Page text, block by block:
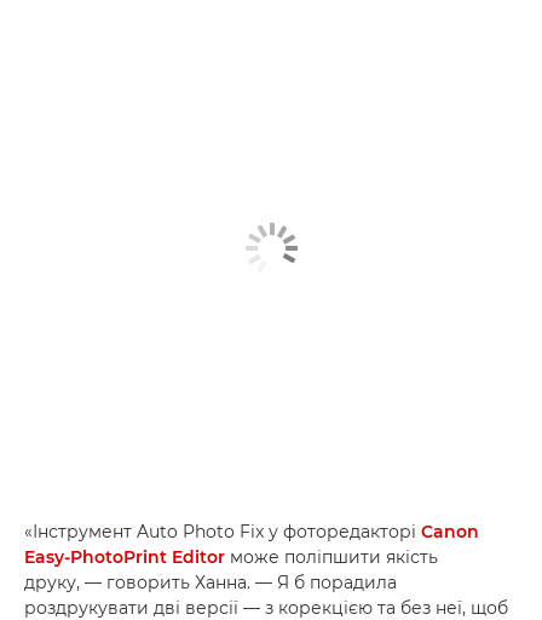
«Інструмент Auto Photo Fix у фоторедакторі Canon
Easy-PhotoPrint Editor може поліпшити якість
друку, — говорить Ханна. — Я б порадила
роздрукувати дві версії — з корекцією та без неї, щоб